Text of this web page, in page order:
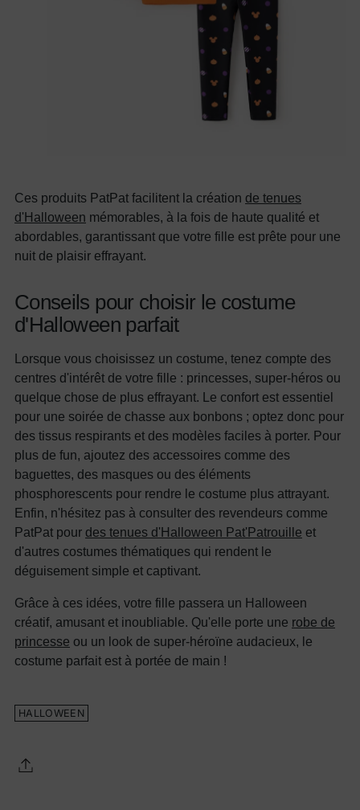
Ces produits PatPat facilitent la création de tenues
d'Halloween mémorables, à la fois de haute qualité et
abordables, garantissant que votre fille est prête pour une
nuit de plaisir effrayant.
Conseils pour choisir le costume
d'Halloween parfait
Lorsque vous choisissez un costume, tenez compte des
centres d'intérêt de votre fille : princesses, super-héros ou
quelque chose de plus effrayant. Le confort est essentiel
pour une soirée de chasse aux bonbons ; optez donc pour
des tissus respirants et des modèles faciles à porter. Pour
plus de fun, ajoutez des accessoires comme des
baguettes, des masques ou des éléments
phosphorescents pour rendre le costume plus attrayant.
Enfin, n'hésitez pas à consulter des revendeurs comme
PatPat pour des tenues d'Halloween Pat'Patrouille et
d'autres costumes thématiques qui rendent le
déguisement simple et captivant.
Grâce à ces idées, votre fille passera un Halloween
créatif, amusant et inoubliable. Qu'elle porte une robe de
princesse ou un look de super-héroïne audacieux, le
costume parfait est à portée de main !
HALLOWEEN